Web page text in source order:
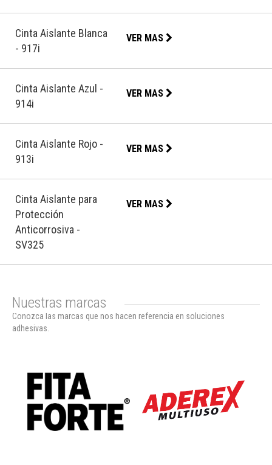
Cinta Aislante Blanca
- 917i
VER MAS
Cinta Aislante Azul -
914i
VER MAS
Cinta Aislante Rojo -
913i
VER MAS
Cinta Aislante para
Protección
Anticorrosiva -
SV325
VER MAS
Nuestras marcas
Conozca las marcas que nos hacen referencia en soluciones
adhesivas.